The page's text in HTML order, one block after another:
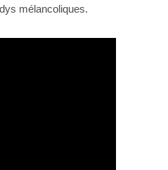
mélancoliques.